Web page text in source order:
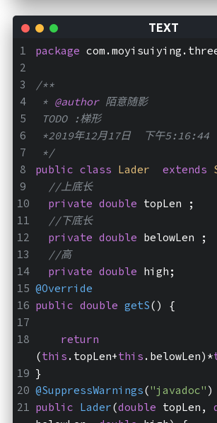
package
/**
* @author 陌意随影
TODO :梯形
*2019年12月17日  下午5:16:44
*/
public class Lader extends
//上底长
private double topLen ;
//下底长
private double belowLen ;
//高
private double high;
@Override
public double getS() {
return
(this .topLen+this .belowLen)*
}
@SuppressWarnings("javadoc" )
public Lader(double topLen,